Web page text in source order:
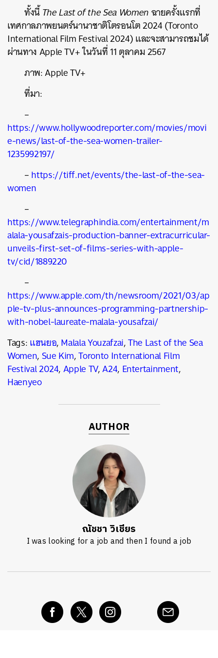
ทั้งนี้The Last of the Sea Womenฉายครั้งแรกที่
เทศกาลภาพยนตร์นานาชาติโตรอนโต 2024 (Toronto
International Film Festival 2024) และจะสามารถชมได้
ผ่านทางApple TV+ ในวันที่ 11 ตุลาคม 2567
ภาพ: Apple TV+
ที่มา:
–
https://www.hollywoodreporter.com/movies/movi
e-news/last-of-the-sea-women-trailer-
1235992197/
–https://tiff.net/events/the-last-of-the-sea-
women
–
https://www.telegraphindia.com/entertainment/m
alala-yousafzais-production-banner-extracurricular-
unveils-first-set-of-films-series-with-apple-
tv/cid/1889220
–
https://www.apple.com/th/newsroom/2021/03/ap
ple-tv-plus-announces-programming-partnership-
with-nobel-laureate-malala-yousafzai/
Tags:แฮนยอ,Malala Youzafzai,The Last of the Sea
Women,Sue Kim,Toronto International Film
Festival 2024,Apple TV,A24, Entertainment,
Haenyeo
AUTHOR
ณัชชา วิเชียร
I was looking for a job and then I found a job